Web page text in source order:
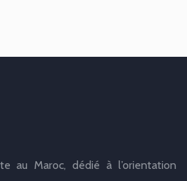
au Maroc, dédié à l’orientation